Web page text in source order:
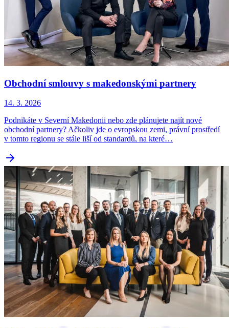
Obchodní smlouvy s makedonskými partnery
14. 3. 2026
Podnikáte v Severní Makedonii nebo zde plánujete najít nové
obchodní partnery? Ačkoliv jde o evropskou zemi, právní prostředí
v tomto regionu se stále liší od standardů, na které…